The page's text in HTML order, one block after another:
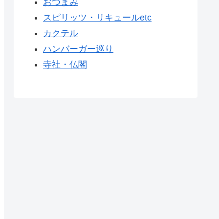
スピリッツ・リキュールetc
カクテル
ハンバーガー巡り
寺社・仏閣